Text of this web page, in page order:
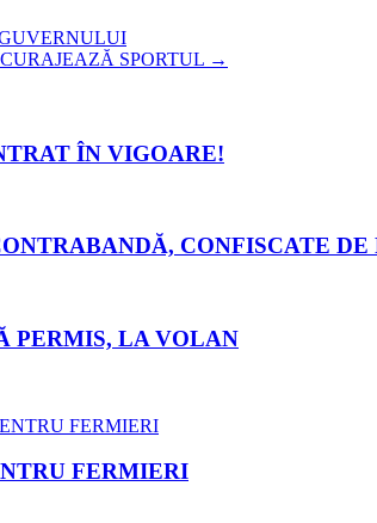
SPORTUL →
ÎN VIGOARE!
CONFISCATE
PERMIS, LA VOLAN
FERMIERI